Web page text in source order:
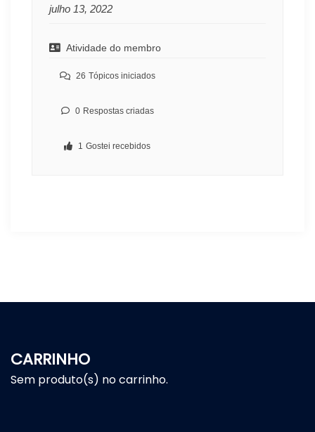
julho 13, 2022
Atividade do membro
26 Tópicos iniciados
0 Respostas criadas
1 Gostei recebidos
CARRINHO
Sem produto(s) no carrinho.